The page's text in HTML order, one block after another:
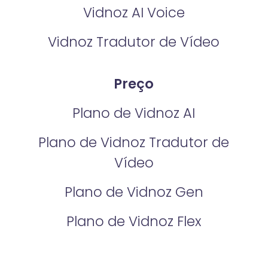
Vidnoz AI Voice
Vidnoz Tradutor de Vídeo
Preço
Plano de Vidnoz AI
Plano de Vidnoz Tradutor de
Vídeo
Plano de Vidnoz Gen
Plano de Vidnoz Flex